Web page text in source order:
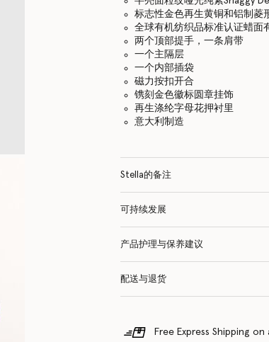
标志性金色再生黄铜和铝制菱
全球有机纺织品标准认证蜡面
两个顶部提手，一条肩带
一个主隔层
一个内部插袋
磁力按扣开合
镌刻金色徽标圆章挂饰
再生涤纶字母花押衬里
意大利制造
Stella的备注
可持续发展
产品护理与保养建议
配送与退货
Free Express Shipping on